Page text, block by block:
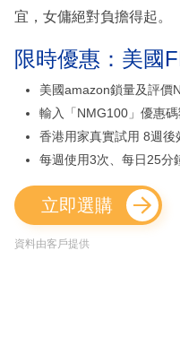
宜，女傭絕對負擔得起。
限時優惠：美國
美國amazon鎖量及評價
輸入「NMG100」優惠
香港用家真實試用 8週後
每週使用3次、每日25分
立即選購
資料由客戶提供